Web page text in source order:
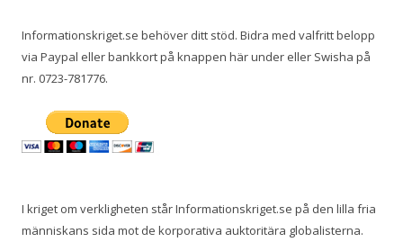
Informationskriget.se behöver ditt stöd. Bidra med valfritt belopp
via Paypal eller bankkort på knappen här under eller Swisha på
nr. 0723-781776.
I kriget om verkligheten står Informationskriget.se på den lilla fria
människans sida mot de korporativa auktoritära globalisterna.